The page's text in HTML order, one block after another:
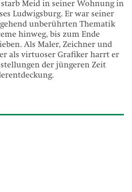
Meid in seiner Wohnung in
Ludwigsburg. Er war seiner
unberührten Thematik
hinweg, bis zum Ende
Als Maler, Zeichner und
als virtuoser Grafiker harrt er
der jüngeren Zeit